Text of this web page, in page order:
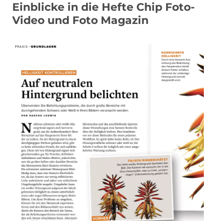
Einblicke in die Hefte Chip Foto-
Video und Foto Magazin